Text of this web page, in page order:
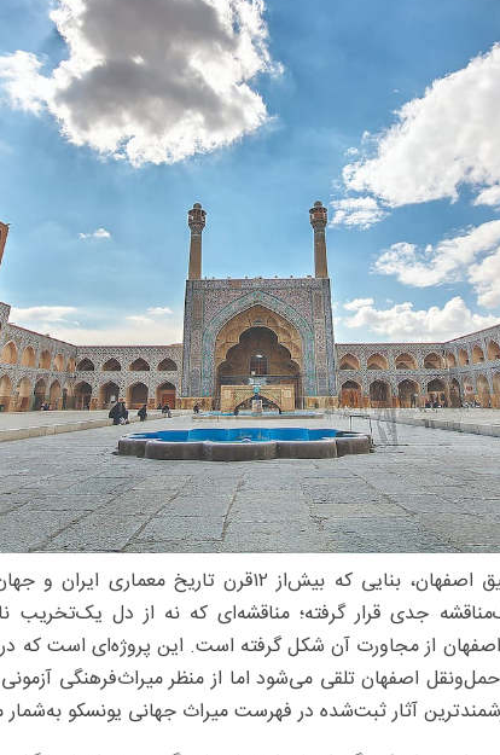
– مسجد جامع عتیق اصفهان، بنایی که بیش‌از ۱۲قرن
جدی قرار گرفته؛ مناقشه‌ای که نه از دل یک‌تخریب
و عبور خط۲ متروی اصفهان از مجاورت آن شکل گرفته است. این پروژه‌ای
اصفهان تلقی می‌شود اما از منظر میراث‌فرهنگی
آثار ثبت‌شده در فهرست میراث جهانی یونسکو